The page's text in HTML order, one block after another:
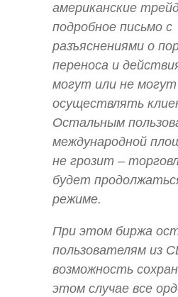
американские
подробное письмо с
разъяснениями о
переноса и
могут или не могут
осуществлять
Остальным
международной
не грозит –
будет
режиме.
При этом биржа
пользователям из
возможность
этом случае все